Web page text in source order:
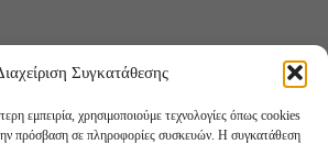
Συγκατάθεσης
εμπειρία, χρησιμοποιούμε τεχνολογίες όπως cookies
πρόσβαση σε πληροφορίες συσκευών. Η συγκατάθεση